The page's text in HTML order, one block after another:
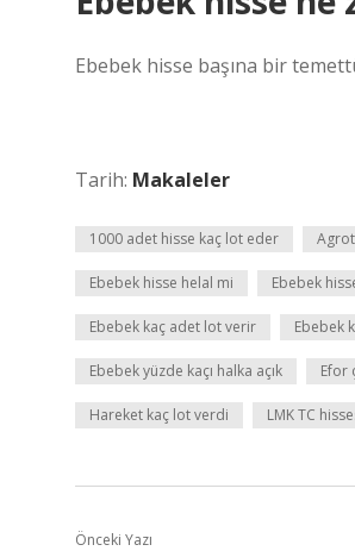
Ebebek hisse başına bir
Tarih: Makaleler
1000 adet hisse kaç lot eder
Ebebek hisse helal mi Ebebek
Ebebek kaç adet lot verir Ebebek
Ebebek yüzde kaçı halka açık Efor
Hareket kaç lot verdi LMK TC
Önceki Yazı